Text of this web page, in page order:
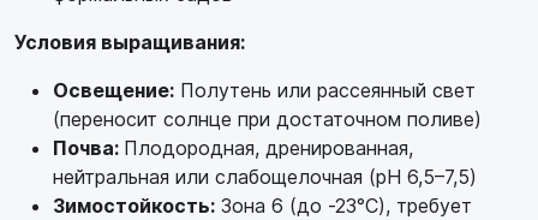
Условия выращивания:
Освещение: Полутень или рассеянный свет
(переносит солнце при достаточном поливе)
Почва: Плодородная, дренированная,
нейтральная или слабощелочная (pH 6,5–7,5)
Зимостойкость: Зона 6 (до -23°C), требует